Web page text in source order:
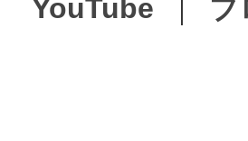
YouTube ブ